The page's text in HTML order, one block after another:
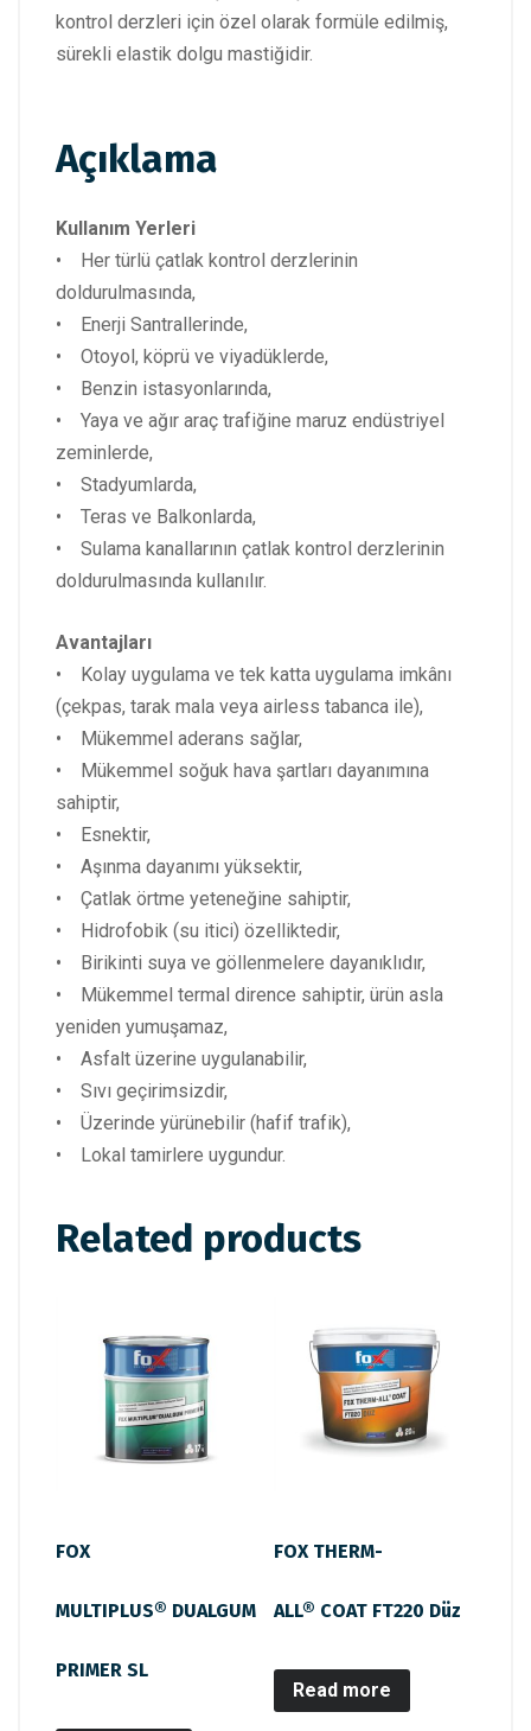
kontrol derzleri için özel olarak formüle edilmiş,
sürekli elastik dolgu mastiğidir.
Açıklama
Kullanım Yerleri
• Her türlü çatlak kontrol derzlerinin
doldurulmasında,
• Enerji Santrallerinde,
• Otoyol, köprü ve viyadüklerde,
• Benzin istasyonlarında,
• Yaya ve ağır araç trafiğine maruz endüstriyel
zeminlerde,
• Stadyumlarda,
• Teras ve Balkonlarda,
• Sulama kanallarının çatlak kontrol derzlerinin
doldurulmasında kullanılır.
Avantajları
• Kolay uygulama ve tek katta uygulama imkânı
(çekpas, tarak mala veya airless tabanca ile),
• Mükemmel aderans sağlar,
• Mükemmel soğuk hava şartları dayanımına
sahiptir,
• Esnektir,
• Aşınma dayanımı yüksektir,
• Çatlak örtme yeteneğine sahiptir,
• Hidrofobik (su itici) özelliktedir,
• Birikinti suya ve göllenmelere dayanıklıdır,
• Mükemmel termal dirence sahiptir, ürün asla
yeniden yumuşamaz,
• Asfalt üzerine uygulanabilir,
• Sıvı geçirimsizdir,
• Üzerinde yürünebilir (hafif trafik),
• Lokal tamirlere uygundur.
Related products
FOX
MULTIPLUS® DUALGUM
PRIMER SL
FOX THERM-
ALL® COAT FT220 Düz
Read more